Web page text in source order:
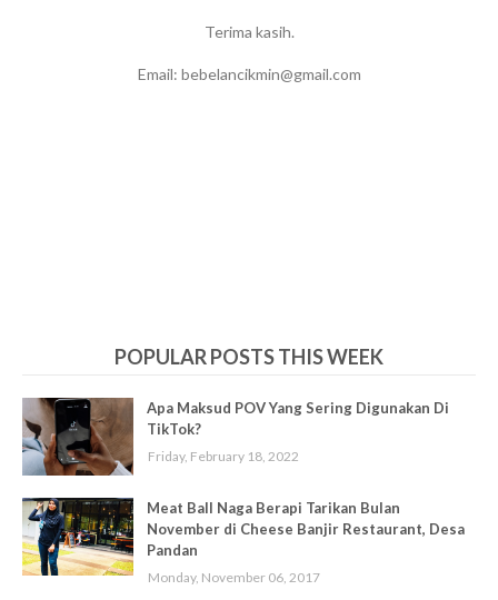
Terima kasih.
Email: bebelancikmin@gmail.com
POPULAR POSTS THIS WEEK
Apa Maksud POV Yang Sering Digunakan Di
TikTok?
Friday, February 18, 2022
Meat Ball Naga Berapi Tarikan Bulan
November di Cheese Banjir Restaurant, Desa
Pandan
Monday, November 06, 2017